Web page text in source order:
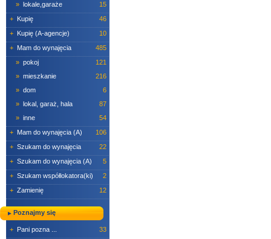
» lokale,garaże
15
+ Kupię
46
+ Kupię (A-agencje)
10
+ Mam do wynajęcia
485
» pokoj
121
» mieszkanie
216
» dom
6
» lokal, garaż, hala
87
» inne
54
+ Mam do wynajęcia (A)
106
+ Szukam do wynajęcia
22
+ Szukam do wynajęcia (A)
5
+ Szukam współlokatora(ki)
2
+ Zamienię 12
Poznajmy się
+ Pani pozna ...
33